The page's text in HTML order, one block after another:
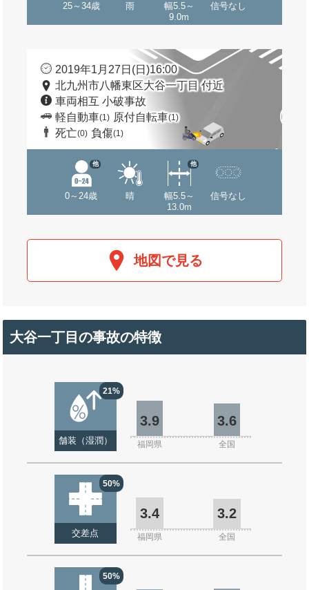
25～34歳 雨
幅5.5～
9.0m
信号なし
2019年1月27日(日)16:00
北九州市八幡東区大谷一丁目 付近
車両相互 小破事故
軽自動車(1) 原付自転車(1)
死亡(0) 負傷(1)
0～24歳
他
晴
幅5.5～
13.0m
他
信号なし
地図で見る
大谷一丁目の事故の特徴
21%
舗装（湿潤）
3.9 3.6
福岡県 全国
50%
交差点
3.4 3.2
福岡県 全国
50%